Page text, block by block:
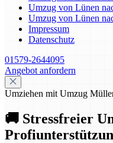
Umzug von Lünen
Umzug von Lünen
Impressum
Datenschutz
01579-2644095
Angebot anfordern
Umziehen mit Umzug
🚚 Stressfreier